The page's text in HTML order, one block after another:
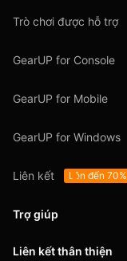
Trò chơi được hỗ trợ
GearUP for Console
GearUP for Mobile
GearUP for Windows
Liên kết Lên đến 70%
Trợ giúp
Hỗ trợ
Liên kết thân thiện